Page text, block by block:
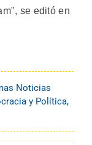
se editó en
Noticias
y Política,